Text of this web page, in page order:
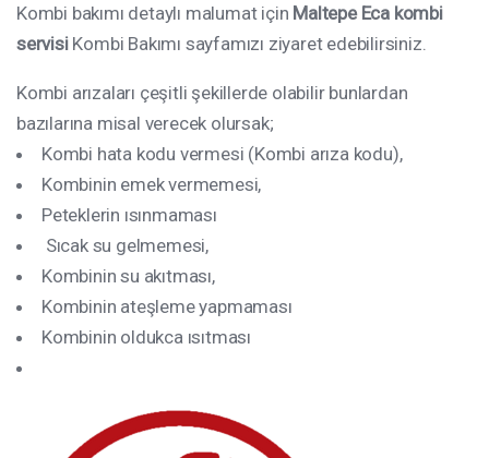
Kombi bakımı detaylı malumat için Maltepe Eca kombi
servisiKombi Bakımı sayfamızı ziyaret edebilirsiniz.
Kombi arızaları çeşitli şekillerde olabilir bunlardan
bazılarına misal verecek olursak;
Kombi hata kodu vermesi (Kombi arıza kodu),
Kombinin emek vermemesi,
Peteklerin ısınmaması
Sıcak su gelmemesi,
Kombinin su akıtması,
Kombinin ateşleme yapmaması
Kombinin oldukca ısıtması